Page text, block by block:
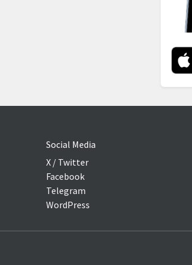
Social Media
X / Twitter
Facebook
Telegram
WordPress